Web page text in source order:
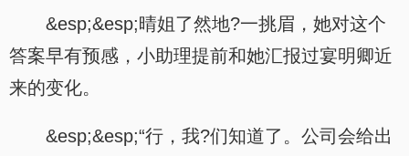
&esp;&esp;晴姐了然地?一挑眉，她对这个
答案早有预感，小助理提前和她汇报过宴明卿近
来的变化。
&esp;&esp;“行，我?们知道了。公司会给出